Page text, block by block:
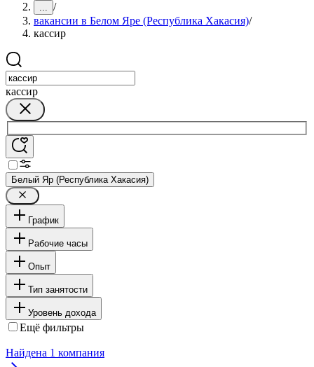
... /
вакансии в Белом Яре (Республика Хакасия)/
кассир
кассир
Белый Яр (Республика Хакасия)
График
Рабочие часы
Опыт
Тип занятости
Уровень дохода
Ещё фильтры
Найдена 1 компания